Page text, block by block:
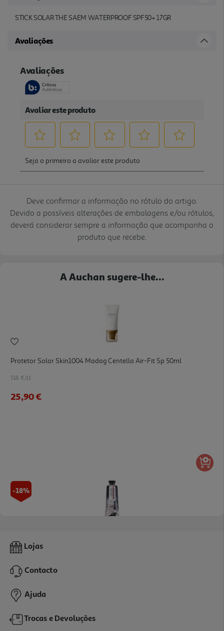
STICK SOLAR THE SAEM WATERPROOF SPF50+ 17GR
Avaliações
Deve confirmar a informação no rótulo do artigo.
Devido a possíveis alterações de embalagens e/ou rótulos,
deverá considerar sempre a informação que acompanha o
produto que recebe.
A Auchan sugere-lhe...
Protetor Solar Skin1004 Madag Centella Air-Fit Sp 50ml
518 €/Lt
25,90 €
-18%
Creme Mãos Missha Dare Scent 30ml
Price reduced from
5,49 €to
4,49 €
Lojas
Contacto
Ajuda
Trocas e Devoluções